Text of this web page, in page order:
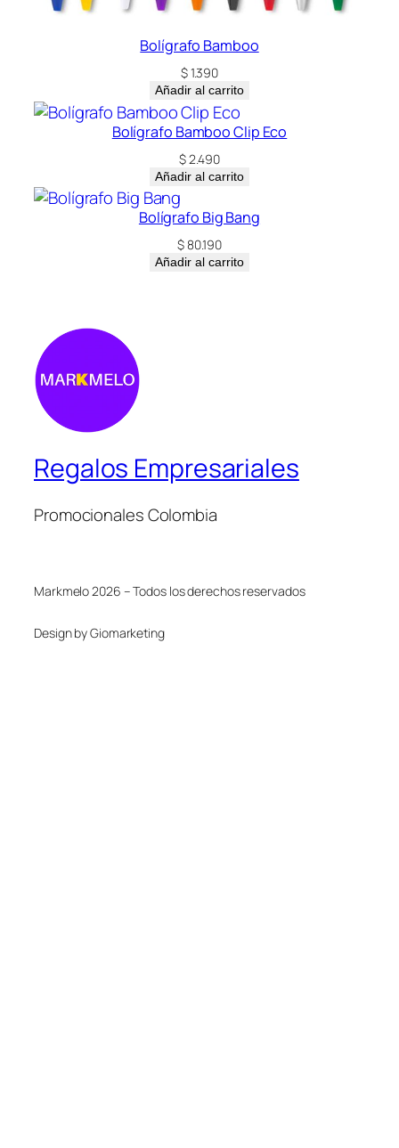
Bolígrafo Bamboo
$1.390
Añadir al carrito
Bolígrafo Bamboo Clip Eco
$2.490
Añadir al carrito
Bolígrafo Big Bang
$80.190
Añadir al carrito
Regalos Empresariales
Promocionales Colombia
Markmelo 2026 – Todos los derechos reservados
Design by Giomarketing